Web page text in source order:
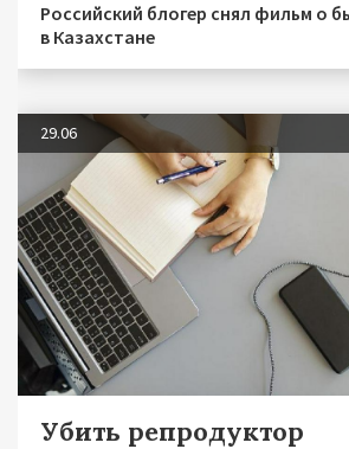
Российский блогер снял фильм о
в Казахстане
29.06
Убить репродуктор